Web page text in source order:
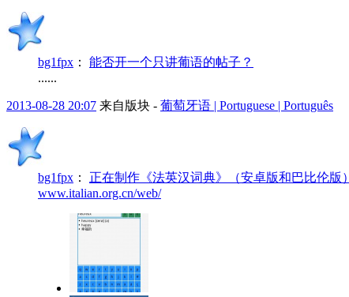
bg1fpx ： 能否开一个只讲葡语的帖子？
......
2013-08-28 20:07 来自版块 - 葡萄牙语 | Portuguese | Português
bg1fpx ： 正在制作《法英汉词典》（安卓版和巴比伦版）
www.italian.org.cn/web/